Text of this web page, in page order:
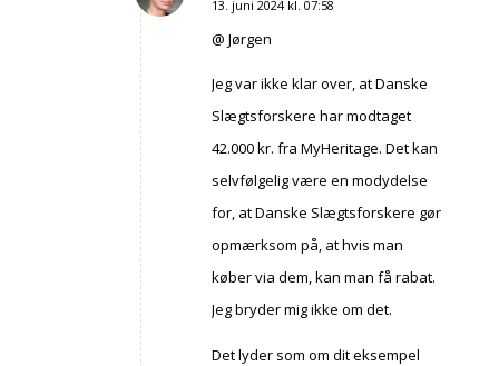
siger:
13. juni 2024 kl. 07:58
@ Jørgen
Jeg var ikke klar over, at Danske
Slægtsforskere har modtaget
42.000 kr. fra MyHeritage. Det kan
selvfølgelig være en modydelse
for, at Danske Slægtsforskere gør
opmærksom på, at hvis man
køber via dem, kan man få rabat.
Jeg bryder mig ikke om det.
Det lyder som om dit eksempel